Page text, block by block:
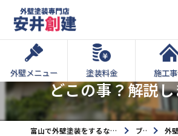
外壁メニュー 塗装料金 施工
外壁塗装における『
どこの事？解説
富山で外壁塗装をするなら外壁塗装専門店安井創建へ ブログ 外壁塗